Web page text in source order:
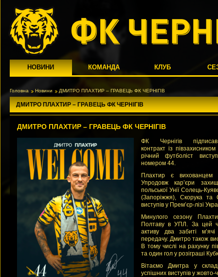
НОВИНИ КОМАНДА КЛУБ
Головна Новини ДМИТРО ПЛАХТИР – ГРАВЕЦЬ ФК ЧЕРНІГІВ
ДМИТРО ПЛАХТИР – ГРАВЕЦЬ ФК ЧЕРНІГІВ
ДМИТРО ПЛАХТИР – ГРАВЕЦЬ ФК ЧЕРНІГІВ
ФК Чернігів підписав
контракт із
річний футболіст
номером 44.
Плахтир є вихованцем
Упродовж кар’єри
польської Унії Солець-
(Запоріжжя), Скорука
виступів у Прем’єр-лізі
Минулого сезону
Полтаву в УПЛ. За цей
активу два забиті
передачу. Дмитро також
В тому числі на рахунку
та один гол у розіграші
Вітаємо Дмитра у
успішних виступів у